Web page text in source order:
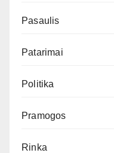
Pasaulis
Patarimai
Politika
Pramogos
Rinka